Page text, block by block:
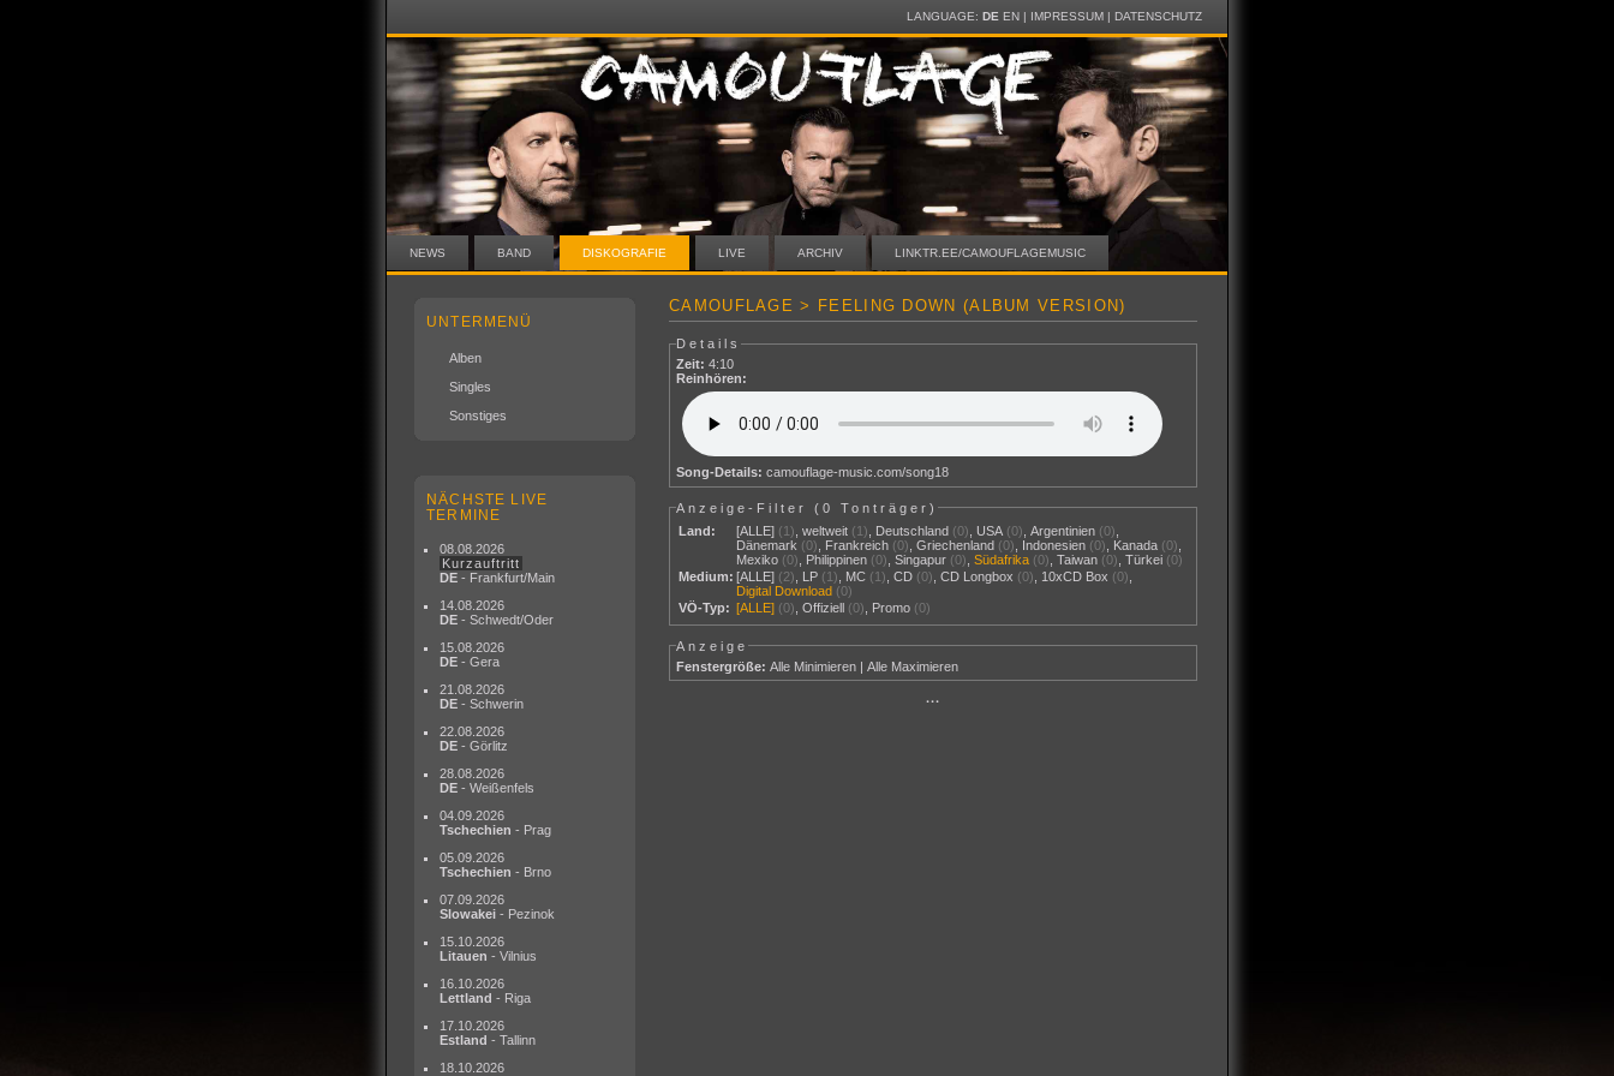
LANGUAGE: DE EN| IMPRESSUM| DATENSCHUTZ
NEWS BAND DISKOGRAFIE LIVE ARCHIV LINKTR.EE/CAMOUFLAGEMUSIC
UNTERMENÜ
Alben
Singles
Sonstiges
NÄCHSTE LIVE
TERMINE
08.08.2026
Kurzauftritt
DE - Frankfurt/Main
14.08.2026
DE - Schwedt/Oder
15.08.2026
DE - Gera
21.08.2026
DE - Schwerin
22.08.2026
DE - Görlitz
28.08.2026
DE - Weißenfels
04.09.2026
Tschechien - Prag
05.09.2026
Tschechien - Brno
07.09.2026
Slowakei - Pezinok
15.10.2026
Litauen - Vilnius
16.10.2026
Lettland - Riga
17.10.2026
Estland - Tallinn
18.10.2026
CAMOUFLAGE > FEELING DOWN (ALBUM VERSION)
Details
Zeit: 4:10
Reinhören:
Song-Details: camouflage-music.com/song18
Anzeige-Filter (0 Tonträger)
Land:
[ALLE] (1) ,weltweit (1) Deutschland (0) USA (0) ,Argentinien (0)
Dänemark (0) Frankreich (0) ,Griechenland (0) Indonesien (0) Kanada (0)
Mexiko (0) Philippinen (0) ,Singapur (0) ,Südafrika (0) ,Taiwan (0) ,Türkei (0)
Medium: [ALLE] (2) LP (1) MC (1) ,CD (0) ,CD Longbox (0) 10xCD Box (0)
Digital Download (0)
VÖ-Typ: [ALLE] (0) ,Offiziell (0) Promo (0)
Anzeige
Fenstergröße: Alle Minimieren |Alle Maximieren
···